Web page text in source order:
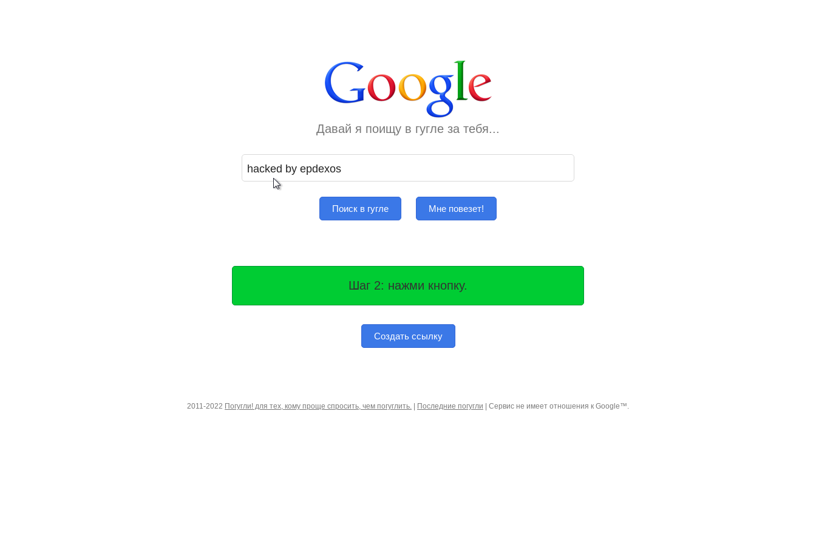
Давай я поищу в гугле за тебя...
Поиск в гугле Мне повезет!
Шаг 2: нажми кнопку.
Создать ссылку
2011-2022 Погугли! для тех, кому проще спросить, чем погуглить. Последние погугли | Сервис не имеет отношения к Google™.